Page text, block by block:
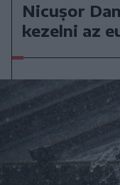
Nicușor
kezelni az